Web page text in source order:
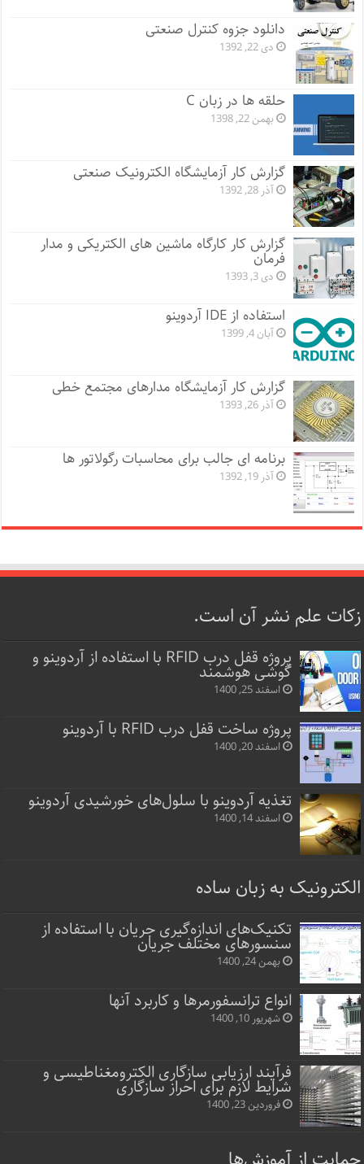
دانلود جزوه کنترل صنعتی
دی 22, 1392
حلقه ها در زبان C
بهمن 22, 1398
گزارش کار آزمایشگاه الکترونیک صنعتی
آذر 28, 1392
گزارش کار کارگاه ماشین های الکتریکی و مدار
فرمان
دی 3, 1393
استفاده از IDE آردوینو
آبان 4, 1399
گزارش کار آزمایشگاه مدارهای مجتمع خطی
آذر 26, 1393
برنامه ای جالب برای محاسبات رگولاتور ها
آذر 19, 1392
زکات علم نشر آن است.
پروژه قفل‌ درب RFID با استفاده از آردوینو و
گوشی هوشمند
اسفند 25, 1400
پروژه ساخت قفل‌ درب RFID با آردوینو
اسفند 20, 1400
تغذیه آردوینو با سلول‌های خورشیدی آردوینو
اسفند 14, 1400
الکترونیک به زبان ساده
تکنیک‌های اندازه‌گیری جریان با استفاده از
سنسورهای مختلف جریان
بهمن 24, 1400
انواع ترانسفورمرها و کاربرد آنها
شهریور 10, 1400
فرآیند ارزیابی سازگاری الکترومغناطیسی و
شرایط لازم برای احراز سازگاری
فروردین 23, 1400